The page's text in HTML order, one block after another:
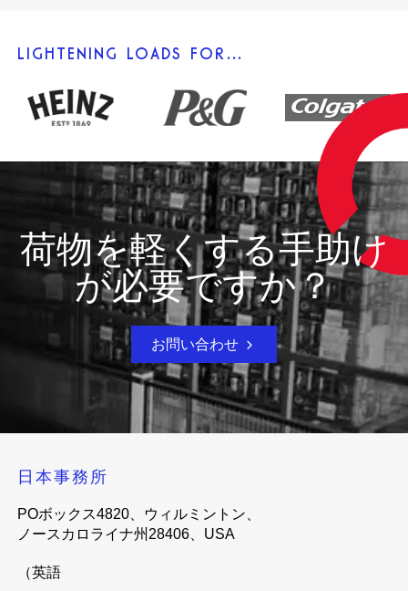
LIGHTENING LOADS FOR…
荷物を軽くする手助け
が必要ですか？
お問い合わせ
日本事務所
POボックス4820、ウィルミントン、
ノースカロライナ州28406、USA
（英語